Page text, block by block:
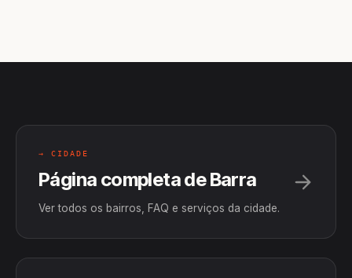
→ CIDADE
Página completa de Barra
Ver todos os bairros, FAQ e serviços da cidade.